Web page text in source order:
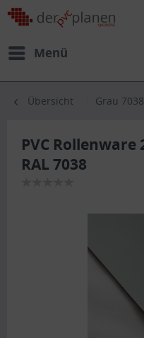
Menü
Übersicht Grau 7038
PVC
RAL 7038